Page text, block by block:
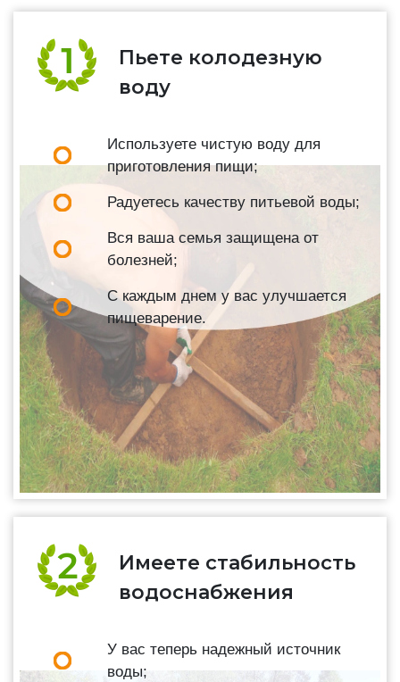
Пьете колодезную
воду
Используете чистую воду для
приготовления пищи;
Радуетесь качеству питьевой воды;
Вся ваша семья защищена от
болезней;
С каждым днем у вас улучшается
пищеварение.
Имеете стабильность
водоснабжения
У вас теперь надежный источник
воды;